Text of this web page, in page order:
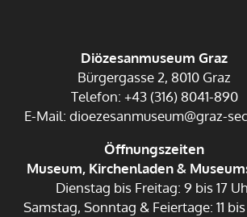
Diözesanmuseum Graz
Bürgergasse 2, 8010 Graz
Telefon: +43 (316) 8041-890
E-Mail: dioezesanmuseum@graz-
Öffnungszeiten
Museum, Kirchenladen &
Dienstag bis Freitag: 9 bis 17
Samstag, Sonntag & Feiertage: 11 bis